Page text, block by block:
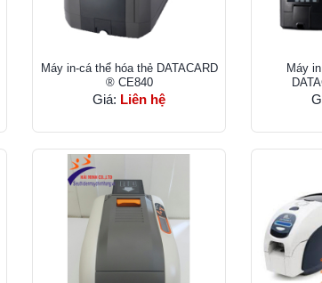
Máy in-cá thể hóa thẻ DATACARD
® CE840
Giá: Liên hệ
Máy